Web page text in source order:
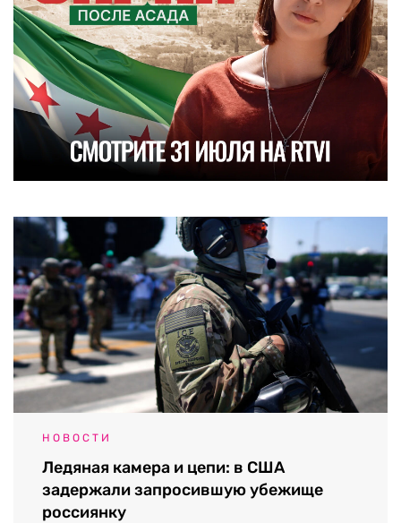
НОВОСТИ
Ледяная камера и цепи: в США
задержали запросившую убежище
россиянку